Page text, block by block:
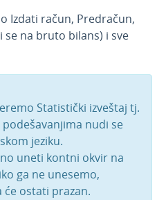
Izdati račun, Predračun,
se na bruto bilans) i sve
Statistički izveštaj tj.
nudi se
jeziku.
uneti kontni okvir na
ga ne unesemo,
će ostati prazan.